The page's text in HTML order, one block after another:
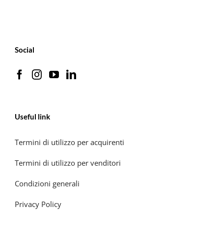
Social
Useful link
Termini di utilizzo per acquirenti
Termini di utilizzo per venditori
Condizioni generali
Privacy Policy